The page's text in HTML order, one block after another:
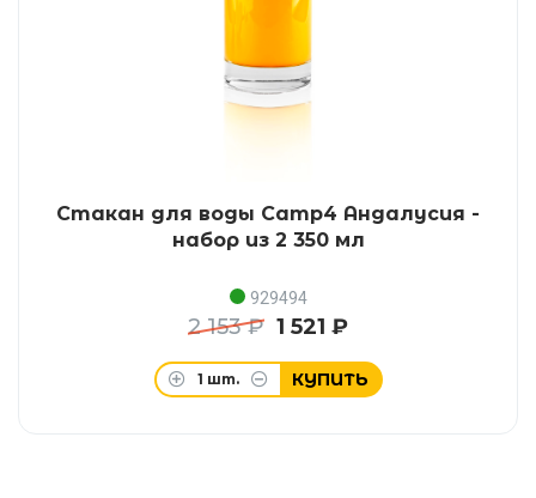
Стакан для воды Camp4 Андалусия -
набор из 2 350 мл
929494
2 153 ₽ 1 521 ₽
1 шт. КУПИТЬ